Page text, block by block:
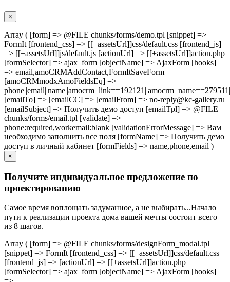
×
Array ( [form] => @FILE chunks/forms/demo.tpl [snippet] =>
FormIt [frontend_css] => [[+assetsUrl]]css/default.css [frontend_js]
=> [[+assetsUrl]]js/default.js [actionUrl] => [[+assetsUrl]]action.php
[formSelector] => ajax_form [objectName] => AjaxForm [hooks]
=> email,amoCRMAddContact,FormItSaveForm
[amoCRMmodxAmoFieldsEq] =>
[emailTo] => [emailCC] => [emailFrom] => no-reply@kc-gallery.ru
[emailSubject] => Получить демо доступ [emailTpl] => @FILE
chunks/forms/email.tpl [validate] =>
phone:required,workemail:blank [validationErrorMessage] => Вам
необходимо заполнить все поля [formName] => Получить демо
доступ в личный кабинет [formFields] => name,phone,email )
×
Получите индивидуальное предложение по
проектированию
Самое время воплощать задуманное, а не выбирать...Начало
пути к реализации проекта дома вашей мечты состоит всего
из 8 шагов.
Array ( [form] => @FILE chunks/forms/designForm_modal.tpl
[snippet] => FormIt [frontend_css] => [[+assetsUrl]]css/default.css
[frontend_js] => [actionUrl] => [[+assetsUrl]]action.php
[formSelector] => ajax_form [objectName] => AjaxForm [hooks]